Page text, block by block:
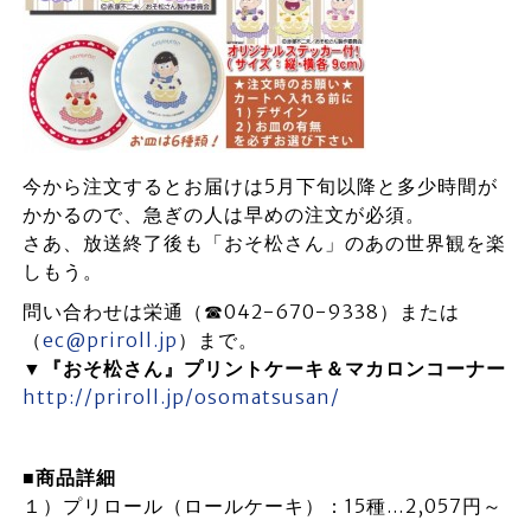
今から注文するとお届けは5月下旬以降と多少時間が
かかるので、急ぎの人は早めの注文が必須。
さあ、放送終了後も「おそ松さん」のあの世界観を楽
しもう。
問い合わせは栄通（☎042-670-9338）または
（ec@priroll.jp ）まで。
▼『おそ松さん』プリントケーキ＆マカロンコーナー
http://priroll.jp/osomatsusan/
■商品詳細
１）プリロール（ロールケーキ）：15種…2,057円～